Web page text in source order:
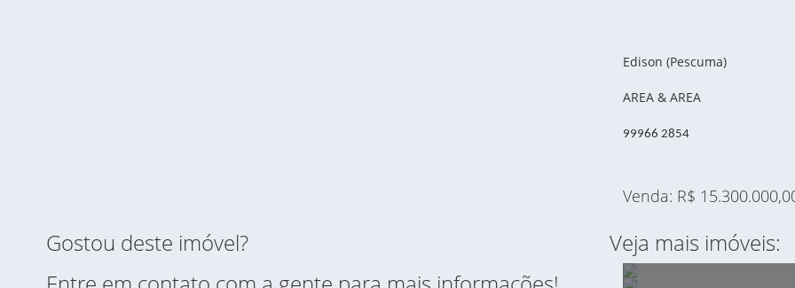
Edison (Pescuma)
AREA & AREA
99966 2854
Venda: R$
Gostou deste imóvel?
Veja mais imóveis: